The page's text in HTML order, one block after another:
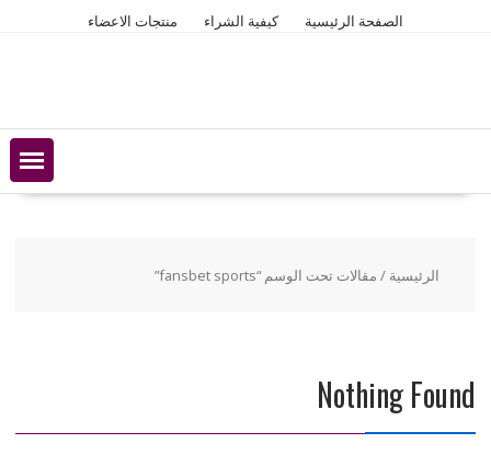
الصفحة الرئيسية كيفية الشراء منتجات الاعضاء
الرئيسية / مقالات تحت الوسم “fansbet sports”
Nothing Found